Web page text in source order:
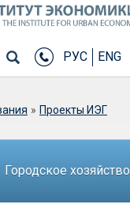
РУС ENG
» Проекты ИЭГ
Городское хозяйство